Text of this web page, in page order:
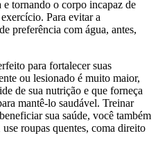
e tornando o corpo incapaz de
Para evitar a
preferência com água, antes,
para fortalecer suas
ou lesionado é muito maior,
de sua nutrição e que forneça
mantê-lo saudável. Treinar
sua saúde, você também
roupas quentes, coma direito